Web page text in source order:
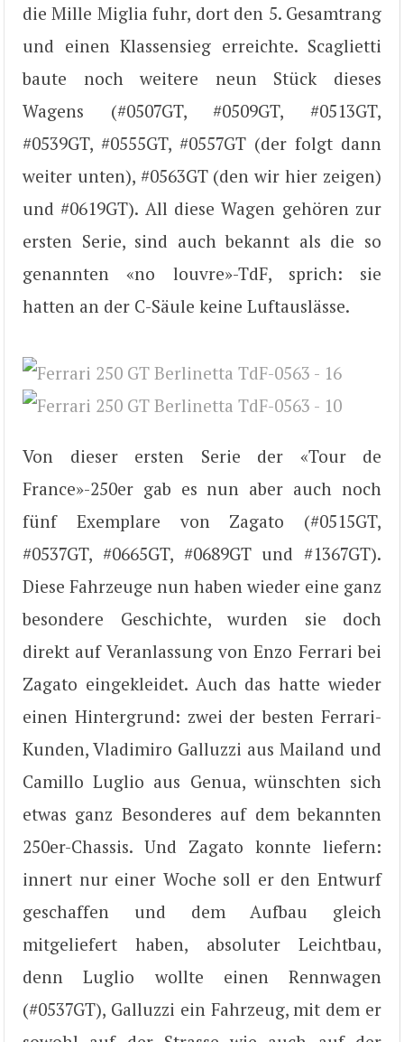
die Mille Miglia fuhr, dort den 5. Gesamtrang
und einen Klassensieg erreichte. Scaglietti
baute noch weitere neun Stück dieses
Wagens (#0507GT, #0509GT, #0513GT,
#0539GT, #0555GT, #0557GT (der folgt dann
weiter unten), #0563GT (den wir hier zeigen)
und #0619GT). All diese Wagen gehören zur
ersten Serie, sind auch bekannt als die so
genannten «no louvre»-TdF, sprich: sie
hatten an der C-Säule keine Luftauslässe.
Von dieser ersten Serie der «Tour de
France»-250er gab es nun aber auch noch
fünf Exemplare von Zagato (#0515GT,
#0537GT, #0665GT, #0689GT und #1367GT).
Diese Fahrzeuge nun haben wieder eine ganz
besondere Geschichte, wurden sie doch
direkt auf Veranlassung von Enzo Ferrari bei
Zagato eingekleidet. Auch das hatte wieder
einen Hintergrund: zwei der besten Ferrari-
Kunden, Vladimiro Galluzzi aus Mailand und
Camillo Luglio aus Genua, wünschten sich
etwas ganz Besonderes auf dem bekannten
250er-Chassis. Und Zagato konnte liefern:
innert nur einer Woche soll er den Entwurf
geschaffen und dem Aufbau gleich
mitgeliefert haben, absoluter Leichtbau,
denn Luglio wollte einen Rennwagen
(#0537GT), Galluzzi ein Fahrzeug, mit dem er